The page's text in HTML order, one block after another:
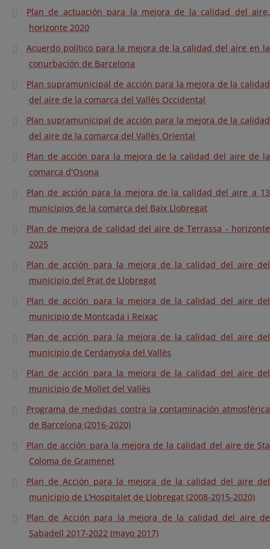
Plan de actuación para la mejora de la calidad del aire,
horizonte 2020
Acuerdo político para la mejora de la calidad del aire en la
conurbación de Barcelona
Plan supramunicipal de acción para la mejora de la calidad
del aire de la comarca del Vallès Occidental
Plan supramunicipal de acción para la mejora de la calidad
del aire de la comarca del Vallès Oriental
Plan de acción para la mejora de la calidad del aire de la
comarca d'Osona
Plan de acción para la mejora de la calidad del aire a 13
municipios de la comarca del Baix Llobregat
Plan de mejora de calidad del aire de Terrassa - horizonte
2025
Plan de acción para la mejora de la calidad del aire del
municipio del Prat de Llobregat
Plan de acción para la mejora de la calidad del aire del
municipio de Montcada i Reixac
Plan de acción para la mejora de la calidad del aire del
municipio de Cerdanyola del Vallès
Plan de acción para la mejora de la calidad del aire del
municipio de Mollet del Vallès
Programa de medidas contra la contaminación atmosférica
de Barcelona (2016-2020)
Plan de acción para la mejora de la calidad del aire de Sta
Coloma de Gramenet
Plan de Acción para la mejora de la calidad del aire del
municipio de L’Hospitalet de Llobregat (2008-2015-2020)
Plan de Acción para la mejora de la calidad del aire de
Sabadell 2017-2022 (mayo 2017)